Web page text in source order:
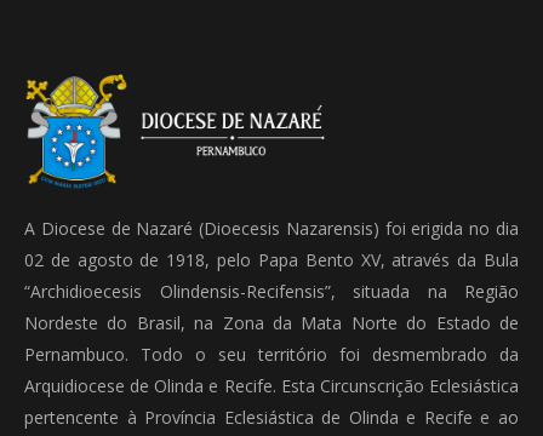
A Diocese de Nazaré (Dioecesis Nazarensis) foi erigida no dia
02 de agosto de 1918, pelo Papa Bento XV, através da Bula
“Archidioecesis Olindensis-Recifensis”, situada na Região
Nordeste do Brasil, na Zona da Mata Norte do Estado de
Pernambuco. Todo o seu território foi desmembrado da
Arquidiocese de Olinda e Recife. Esta Circunscrição Eclesiástica
pertencente à Província Eclesiástica de Olinda e Recife e ao